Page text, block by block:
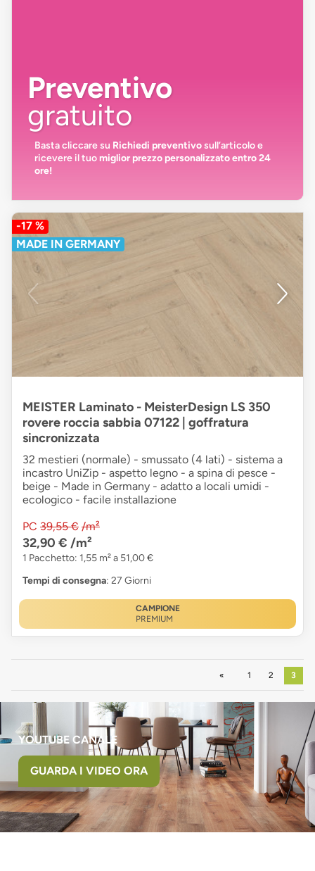
Preventivo
gratuito
Basta cliccare su Richiedi preventivosull’articolo e
ricevere il tuomiglior prezzo personalizzato entro 24
ore!
-17 %
MADE IN GERMANY
MEISTER Laminato - MeisterDesign LS 350
rovere roccia sabbia 07122 | goffratura
sincronizzata
32 mestieri (normale) - smussato (4 lati) - sistema a
incastro UniZip - aspetto legno - a spina di pesce -
beige - Made in Germany - adatto a locali umidi -
ecologico - facile installazione
PC 39,55 € /m²
32,90 € /m²
1 Pacchetto: 1,55 m² a 51,00 €
Tempi di consegna: 27 Giorni
CAMPIONE
PREMIUM
Precedente
1 2 3
YOUTUBE CANALE
GUARDA I VIDEO ORA